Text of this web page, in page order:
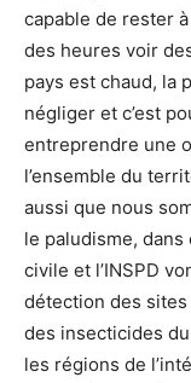
capable de rester
des heures voir
pays est chaud, la
négliger et c’est
entreprendre une
l’ensemble du
aussi que nous
le paludisme,
civile et l’INSPD
détection des
des insecticides
les régions de